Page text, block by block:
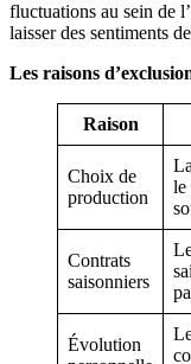
fluctuations au sein de
laisser des sentiments de
Les raisons
Raison
Choix de
production
le
Contrats
saisonniers
Évolution